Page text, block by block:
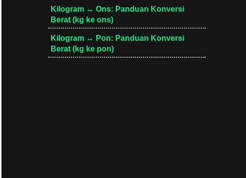
Kilogram ↔ Ons: Panduan Konversi
Berat (kg ke ons)
Kilogram ↔ Pon: Panduan Konversi
Berat (kg ke pon)